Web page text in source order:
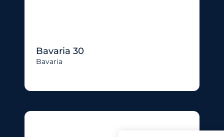
Bavaria 30
Bavaria